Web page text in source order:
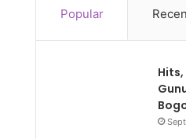
Popular